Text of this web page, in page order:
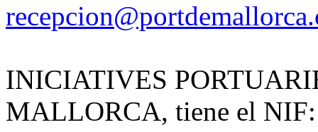
INICIATIVES
MALLORCA, tiene el